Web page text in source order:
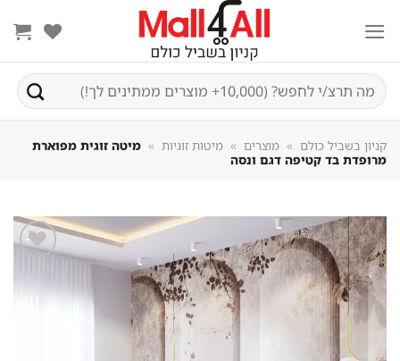
חיפוש
עבור:
קניון בשביל כולם » מוצרים » מיטות זוגיות » מיטה זוגית מפוארת
מרופדת בד קטיפה דגם ונסה
שמור
מוצר